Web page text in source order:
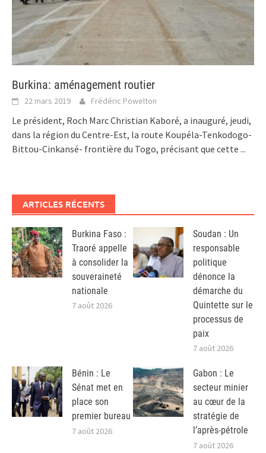
Burkina: aménagement routier
22 mars 2019 Frédéric Powelton
Le président, Roch Marc Christian Kaboré, a inauguré, jeudi,
dans la région du Centre-Est, la route Koupéla-Tenkodogo-
Bittou-Cinkansé- frontière du Togo, précisant que cette ...
ARTICLES RÉCENTS
Burkina Faso :
Traoré appelle
à consolider la
souveraineté
nationale
7 août 2026
Soudan : Un
responsable
politique
dénonce la
démarche du
Quintette sur le
processus de
paix
7 août 2026
Bénin : Le
Sénat met en
place son
premier bureau
7 août 2026
Gabon : Le
secteur minier
au cœur de la
stratégie de
l’après-pétrole
7 août 2026